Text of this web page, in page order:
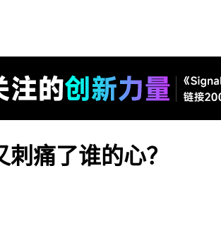
痛了谁的心？